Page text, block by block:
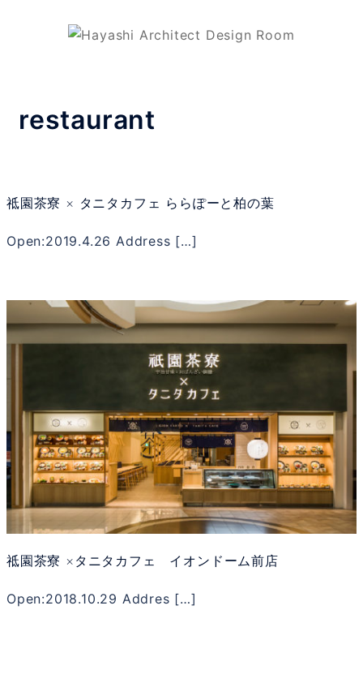
restaurant
祗園茶寮 × タニタカフェ ららぽーと柏の葉
Open:2019.4.26 Address […]
祗園茶寮 ×タニタカフェ イオンドーム前店
Open:2018.10.29 Addres […]